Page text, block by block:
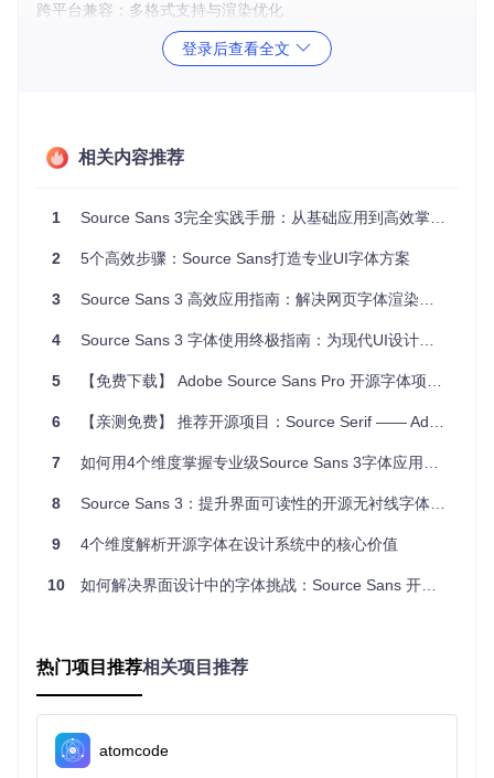
跨平台兼容：多格式支持与渲染优化
项目提供OTF、TTF、WOFF、WOFF2及可变字体(VF)等多
种格式，确保在不同操作系统（Windows/macOS/Linux）和
计提供更大灵活性。
桌面环境优先选择OTF或TTF格式，这两种格式提供最完整的
字形信息和渲染控制。OTF格式支持高级OpenType特性，如
连字和替代字形，适合对排版质量要求较高的设计工具和桌面
应用。TTF格式则具有更广泛的兼容性，尤其在Windows系统
中表现稳定。
网页开发：WOFF2与可变字体方案
网页场景推荐使用WOFF2格式，该格式经过专门优化，文件
重的交互界面，VF（可变字体）格式是理想选择，通过CSS字
不同场景下的字体配置对比表
应用场景
推荐
优势 适用环境
完整OpenT
设计软件、本
的桌面场景
TTF
性好
FF2
载快
境
动态交互界面
登录后查看全文
相关内容推荐
1 Source Sans 3完全实践手册：从基础应用到高效掌握开源UI字体
2 5个高效步骤：Source Sans打造专业UI字体方案
3 Source Sans 3 高效应用指南：解决网页字体渲染难题的实践方案
4 Source Sans 3 字体使用终极指南：为现代UI设计打造完美字体系统
5 【免费下载】 Adobe Source Sans Pro 开源字体项目指南
6 【亲测免费】 推荐开源项目：Source Serif —— Adobe 打造的优质衬线字体家族
7 如何用4个维度掌握专业级Source Sans 3字体应用指南
8 Source Sans 3：提升界面可读性的开源无衬线字体解决方案
9 4个维度解析开源字体在设计系统中的核心价值
10 如何解决界面设计中的字体挑战：Source Sans 开源字体家族的全方位解决方案
热门项目推荐相关项目推荐
atomcode